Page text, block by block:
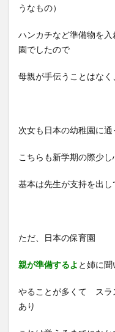
うなもの）
ハンカチなど準備物を
園でしたので
母親が手伝うことはなく
次女も日本の幼稚園に
こちらも新学期の際少
基本は先生が支持を出し
ただ、日本の保育園
親が準備するよ と姉に
やることが多くて スラ
あり